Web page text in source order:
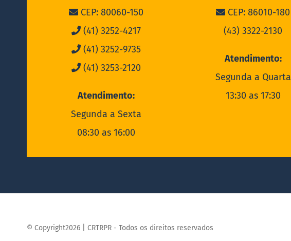
CEP: 80060-150
(41) 3252-4217
(41) 3252-9735
(41) 3253-2120
Atendimento:
Segunda a Sexta
08:30 as 16:00
CEP: 86010-180
(43) 3322-2130
Atendimento:
Segunda a Quarta
13:30 as 17:30
© Copyright2026 | CRTRPR - Todos os direitos reservados